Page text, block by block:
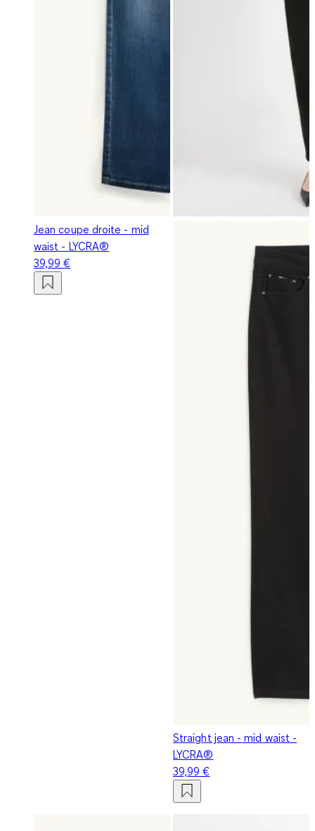
Jean coupe droite - mid
waist - LYCRA®
39,99 €
Straight jean - mid waist -
LYCRA®
39,99 €